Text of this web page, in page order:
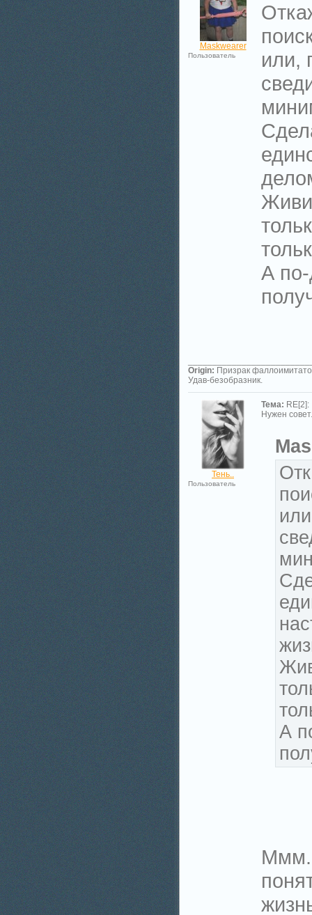
Maskwearer
Пользователь
или,
А по-
Origin: Призрак
Удав-безобразник.
Тень..
Пользователь
Тема: RE[2]:
Нужен
А